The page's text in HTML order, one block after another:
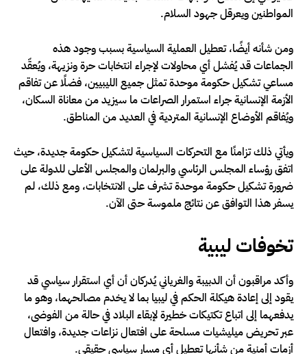
المواطنين ويعرقل جهود السلام.
ومن شأنه أيضًا، تعطيل العملية السياسية بسبب وجود هذه
الجماعات قد يُفشل أي محاولات لإجراء انتخابات حرة ونزيهة، ويُعقّد
مساعي تشكيل حكومة موحدة تمثل جميع الليبيين، فضلًا عن تفاقم
الأزمة الإنسانية جراء استمرار الصراعات ما سيزيد من معاناة السكان،
ويُفاقم الأوضاع الإنسانية المتردية في العديد من المناطق.
ويأتي ذلك تزامنًا مع التحركات السياسية لتشكيل حكومة جديدة، حيث
اتفق رؤساء المجلس الرئاسي والبرلمان والمجلس الأعلى للدولة على
ضرورة تشكيل حكومة موحدة تشرف على الانتخابات، ومع ذلك، لم
يسفر هذا التوافق عن نتائج ملموسة حتى الآن.
تخوفات ليبية
وأكد مراقبون أن الدبيبة والغرياني يُدركان أن أي استقرار سياسي قد
يقود إلى إعادة هيكلة الحكم في ليبيا بما لا يخدم مصالحهما، وهو ما
يدفعهما إلى اتباع تكتيكات خطيرة لإبقاء البلاد في حالة من الفوضى،
عبر تحريض ميليشيات مسلحة على افتعال نزاعات جديدة، وافتعال
أزمات أمنية من شأنها تعطيل أي مسار سياسي حقيقي.